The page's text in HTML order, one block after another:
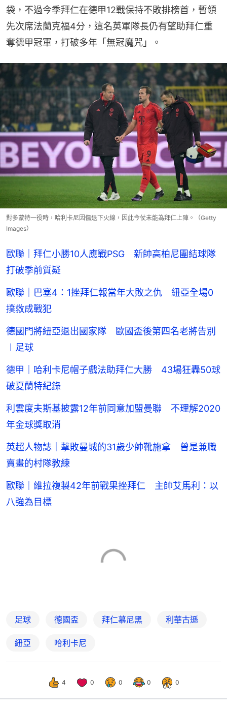
袋，不過今季拜仁在德甲12戰保持不敗排榜首，暫領
先次席法蘭克福4分，這名英軍隊長仍有望助拜仁重
奪德甲冠軍，打破多年「無冠魔咒」。
對多蒙特一役時，哈利卡尼因傷退下火線，因此今仗未能為拜仁上陣。（Getty
Images）
歐聯｜拜仁小勝10人應戰PSG 新帥高柏尼團結球隊
打破季前質疑
歐聯｜巴塞4：1挫拜仁報當年大敗之仇 紐亞全場0
撲救成戰犯
德國門將紐亞退出國家隊 歐國盃後第四名老將告別
︱足球
德甲｜哈利卡尼帽子戲法助拜仁大勝 43場狂轟50球
破夏蘭特紀錄
利雲度夫斯基披露12年前同意加盟曼聯 不理解2020
年金球獎取消
英超人物誌｜擊敗曼城的31歲少帥靴施拿 曾是兼職
賣畫的村隊教練
歐聯｜維拉複製42年前戰果挫拜仁 主帥艾馬利：以
八強為目標
足球 德國盃 拜仁慕尼黑 利華古遜
紐亞 哈利卡尼
4 0 0 0 0